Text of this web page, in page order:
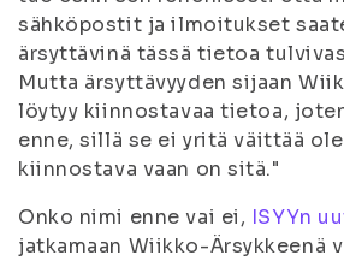
sähköpostit ja ilmoitukset
ärsyttävinä tässä tietoa
Mutta ärsyttävyyden sijaan
löytyy kiinnostavaa tietoa,
enne, sillä se ei yritä väittää
kiinnostava vaan on sitä."
Onko nimi enne vai ei, ISYYn
jatkamaan Wiikko-Ärsykkeenä